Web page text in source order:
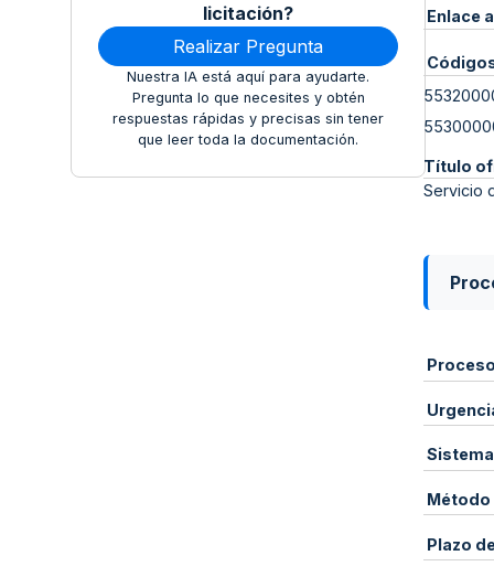
licitación?
Realizar Pregunta
Nuestra IA está aquí para ayudarte.
Pregunta lo que necesites y obtén
respuestas rápidas y precisas sin tener
que leer toda la documentación.
Enlace
Título
Servicio
Proceso
Método
Plazo